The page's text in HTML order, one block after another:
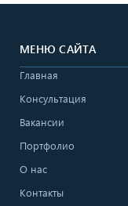
МЕНЮ САЙТА
Главная
Консультация
Вакансии
Портфолио
О нас
Контакты